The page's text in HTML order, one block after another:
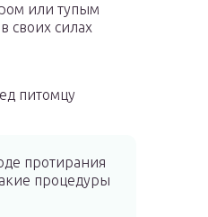
или тупым
своих силах
питомцу
протирания
процедуры